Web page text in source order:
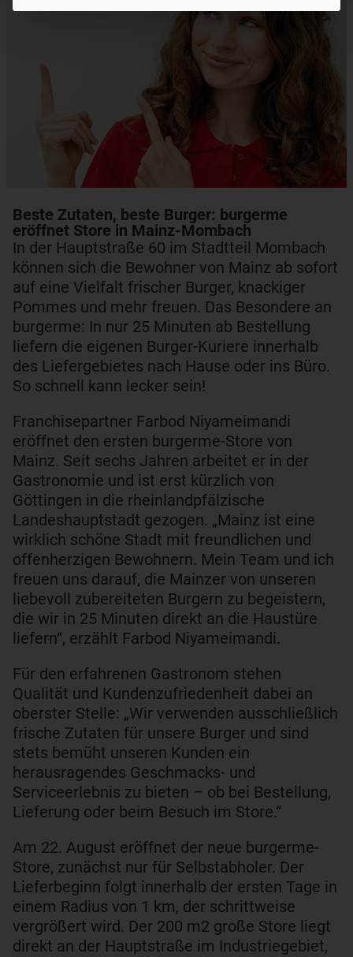
Beste Zutaten, beste Burger: burgerme
eröffnet Store in Mainz-Mombach
In der Hauptstraße 60 im Stadtteil Mombach
können sich die Bewohner von Mainz ab sofort
auf eine Vielfalt frischer Burger, knackiger
Pommes und mehr freuen. Das Besondere an
burgerme: In nur 25 Minuten ab Bestellung
liefern die eigenen Burger-Kuriere innerhalb
des Liefergebietes nach Hause oder ins Büro.
So schnell kann lecker sein!
Franchisepartner Farbod Niyameimandi
eröffnet den ersten burgerme-Store von
Mainz. Seit sechs Jahren arbeitet er in der
Gastronomie und ist erst kürzlich von
Göttingen in die rheinlandpfälzische
Landeshauptstadt gezogen. „Mainz ist eine
wirklich schöne Stadt mit freundlichen und
offenherzigen Bewohnern. Mein Team und ich
freuen uns darauf, die Mainzer von unseren
liebevoll zubereiteten Burgern zu begeistern,
die wir in 25 Minuten direkt an die Haustüre
liefern“, erzählt Farbod Niyameimandi.
Für den erfahrenen Gastronom stehen
Qualität und Kundenzufriedenheit dabei an
oberster Stelle: „Wir verwenden ausschließlich
frische Zutaten für unsere Burger und sind
stets bemüht unseren Kunden ein
herausragendes Geschmacks- und
Serviceerlebnis zu bieten – ob bei Bestellung,
Lieferung oder beim Besuch im Store.“
Am 22. August eröffnet der neue burgerme-
Store, zunächst nur für Selbstabholer. Der
Lieferbeginn folgt innerhalb der ersten Tage in
einem Radius von 1 km, der schrittweise
vergrößert wird. Der 200 m2 große Store liegt
direkt an der Hauptstraße im Industriegebiet,